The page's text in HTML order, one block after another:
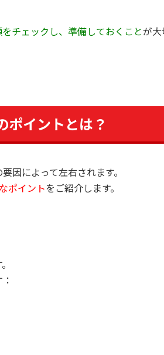
チェックし、準備しておくことが大
ポイントとは？
因によって左右されます。
ポイントをご紹介します。